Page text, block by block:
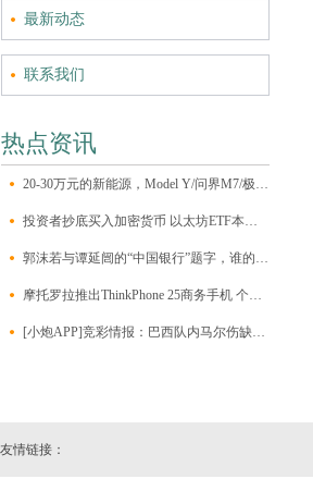
最新动态
联系我们
热点资讯
20-30万元的新能源，Model Y/问界M7/极氪001/昊铂HT该怎么选？
投资者抄底买入加密货币 以太坊ETF本周净流入约1.2亿美元
郭沫若与谭延闿的“中国银行”题字，谁的字更能打动人心？
摩托罗拉推出ThinkPhone 25商务手机 个人也可以买到
[小炮APP]竞彩情报：巴西队内马尔伤缺无缘比赛
友情链接：